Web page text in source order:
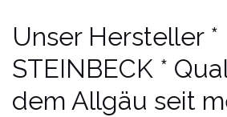
Unser Hersteller *
STEINBECK *
dem Allgäu seit